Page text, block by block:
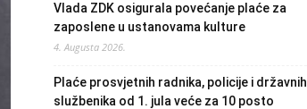
Vlada ZDK osigurala povećanje plaće za
zaposlene u ustanovama kulture
4. Augusta 2026.
Plaće prosvjetnih radnika, policije i državnih
službenika od 1. jula veće za 10 posto